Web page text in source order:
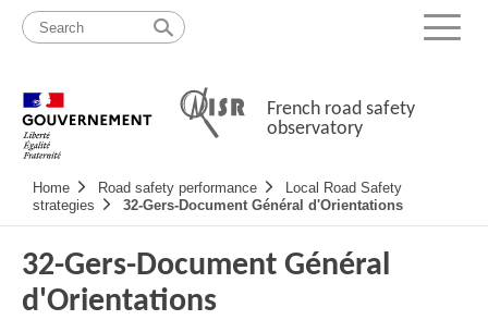
content
map
Menu
French road safety
observatory
Navigation
principale
Home Road safety performance
Local Road Safety
strategies
32-Gers-Document Général d'Orientations
32-Gers-Document Général
d'Orientations